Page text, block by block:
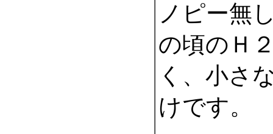
ノピー無
の頃のＨ
く、小さ
けです